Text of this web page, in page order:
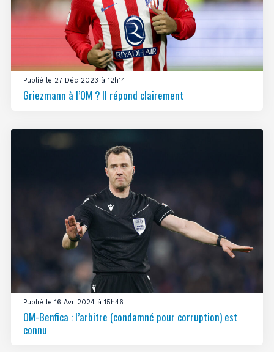
Publié le 27 Déc 2023 à 12h14
Griezmann à l’OM ? Il répond clairement
Publié le 16 Avr 2024 à 15h46
OM-Benfica : l’arbitre (condamné pour corruption) est
connu